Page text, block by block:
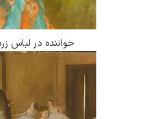
خواننده در لباس زرد – ادگار دگا